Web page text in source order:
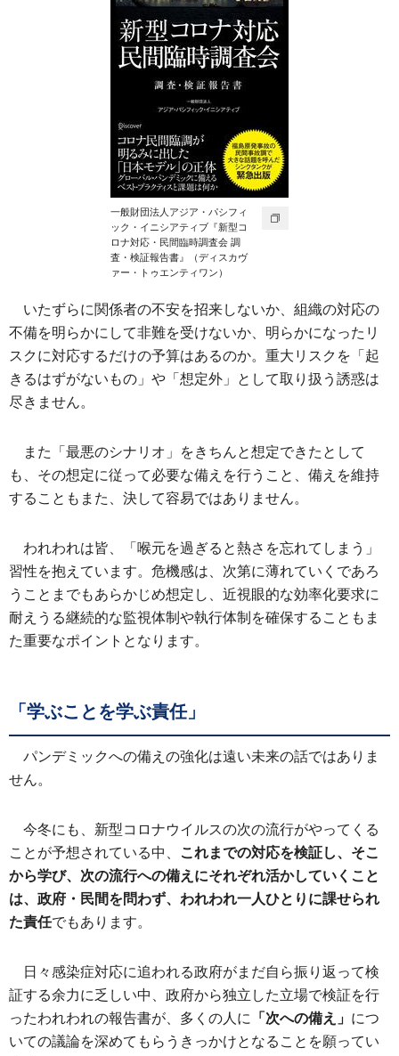
一般財団法人アジア・パシフィ
ック・イニシアティブ『新型コ
ロナ対応・民間臨時調査会 調
査・検証報告書』（ディスカヴ
ァー・トゥエンティワン）
いたずらに関係者の不安を招来しないか、組織の対応の
不備を明らかにして非難を受けないか、明らかになったリ
スクに対応するだけの予算はあるのか。重大リスクを「起
きるはずがないもの」や「想定外」として取り扱う誘惑は
尽きません。
また「最悪のシナリオ」をきちんと想定できたとして
も、その想定に従って必要な備えを行うこと、備えを維持
することもまた、決して容易ではありません。
われわれは皆、「喉元を過ぎると熱さを忘れてしまう」
習性を抱えています。危機感は、次第に薄れていくであろ
うことまでもあらかじめ想定し、近視眼的な効率化要求に
耐えうる継続的な監視体制や執行体制を確保することもま
た重要なポイントとなります。
「学ぶことを学ぶ責任」
パンデミックへの備えの強化は遠い未来の話ではありま
せん。
今冬にも、新型コロナウイルスの次の流行がやってくる
ことが予想されている中、
これまでの対応を検証し、そこ
から学び、次の流行への備えにそれぞれ活かしていくこと
は、政府・民間を問わず、われわれ一人ひとりに課せられ
た責任でもあります。
日々感染症対応に追われる政府がまだ自ら振り返って検
証する余力に乏しい中、政府から独立した立場で検証を行
ったわれわれの報告書が、多くの人に
「次への備え」 につ
いての議論を深めてもらうきっかけとなることを願ってい